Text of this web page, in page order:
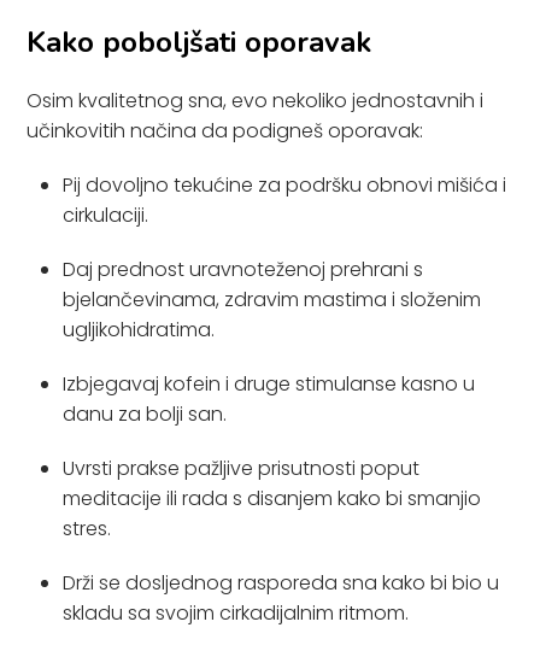
Kako poboljšati oporavak
Osim kvalitetnog sna, evo nekoliko jednostavnih i
učinkovitih načina da podigneš oporavak:
Pij dovoljno tekućine za podršku obnovi mišića i
cirkulaciji.
Daj prednost uravnoteženoj prehrani s
bjelančevinama, zdravim mastima i složenim
ugljikohidratima.
Izbjegavaj kofein i druge stimulanse kasno u
danu za bolji san.
Uvrsti prakse pažljive prisutnosti poput
meditacije ili rada s disanjem kako bi smanjio
stres.
Drži se dosljednog rasporeda sna kako bi bio u
skladu sa svojim cirkadijalnim ritmom.